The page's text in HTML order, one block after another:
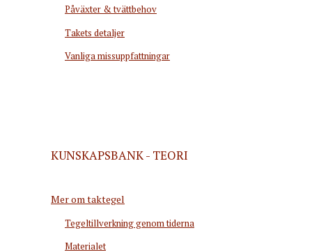
Påväxter & tvättbehov
Takets detaljer
Vanliga missuppfattningar
KUNSKAPSBANK - TEORI
Mer om taktegel
Tegeltillverkning genom tiderna
Materialet